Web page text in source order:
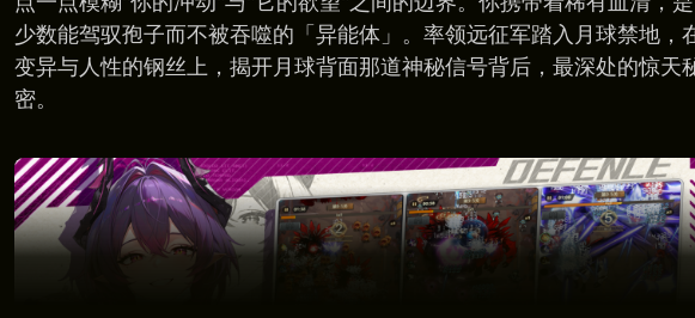
少数能驾驭孢子而不被吞噬的「异能体」。率领远征军踏入月球禁地，
变异与人性的钢丝上，揭开月球背面那道神秘信号背后，最深处的惊天
密。